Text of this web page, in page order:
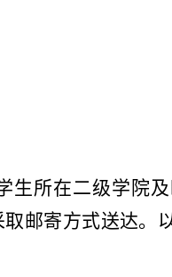
生所在二级学院
邮寄方式送达。